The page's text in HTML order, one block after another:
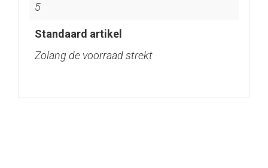
5
Standaard artikel
Zolang de voorraad strekt